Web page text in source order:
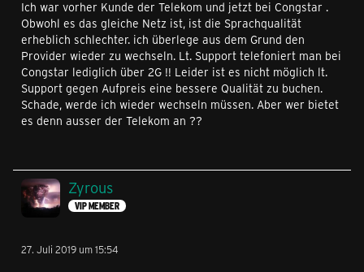
Ich war vorher Kunde der Telekom und jetzt bei Congstar .
Obwohl es das gleiche Netz ist, ist die Sprachqualität
erheblich schlechter. ich überlege aus dem Grund den
Provider wieder zu wechseln. Lt. Support telefoniert man bei
Congstar lediglich über 2G !! Leider ist es nicht möglich lt.
Support gegen Aufpreis eine bessere Qualität zu buchen.
Schade, werde ich wieder wechseln müssen. Aber wer bietet
es denn ausser der Telekom an ??
Zyrous
VIP MEMBER
27. Juli 2019 um 15:54